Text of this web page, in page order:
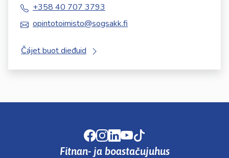
+358 40 707 3793
opintotoimisto@sogsakk.fi
Čájet buot dieđuid
Facebook
Instagram
LinkedIn
Youtube
Fitnan- ja boastačujuhus